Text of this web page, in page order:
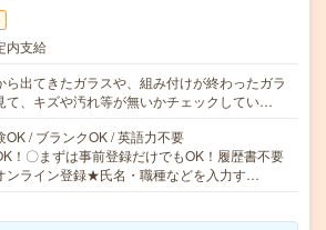
内支給
ら出てきたガラスや、組み付けが終わったガラ
て、キズや汚れ等が無いかチェックしてい…
OK / ブランクOK / 英語力不要
！〇まずは事前登録だけでもOK！履歴書不要
ンライン登録★氏名・職種などを入力す…